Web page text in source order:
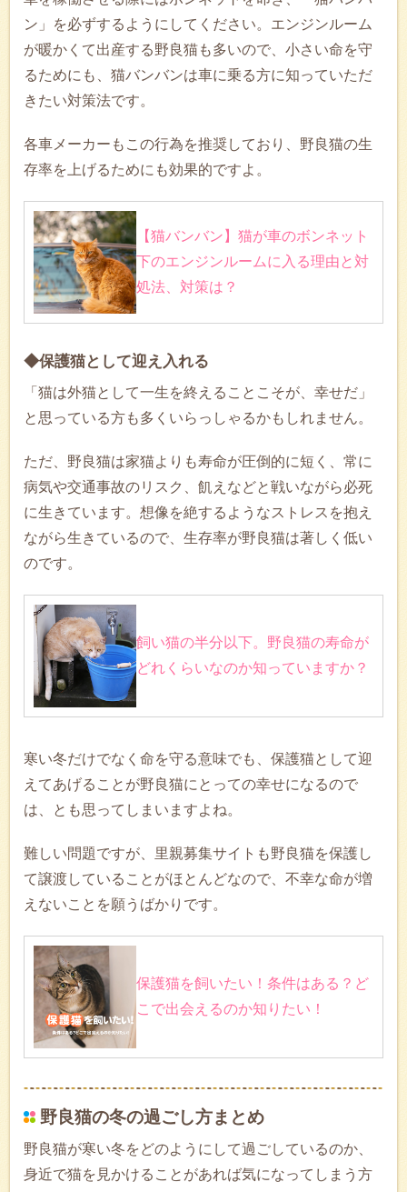
ン」を必ずするようにしてください。エンジンルーム
が暖かくて出産する野良猫も多いので、小さい命を守
るためにも、猫バンバンは車に乗る方に知っていただ
きたい対策法です。
各車メーカーもこの行為を推奨しており、野良猫の生
存率を上げるためにも効果的ですよ。
【猫バンバン】猫が車のボンネット
下のエンジンルームに入る理由と対
処法、対策は？
◆保護猫として迎え入れる
「猫は外猫として一生を終えることこそが、幸せだ」
と思っている方も多くいらっしゃるかもしれません。
ただ、野良猫は家猫よりも寿命が圧倒的に短く、常に
病気や交通事故のリスク、飢えなどと戦いながら必死
に生きています。想像を絶するようなストレスを抱え
ながら生きているので、生存率が野良猫は著しく低い
のです。
飼い猫の半分以下。野良猫の寿命が
どれくらいなのか知っていますか？
寒い冬だけでなく命を守る意味でも、保護猫として迎
えてあげることが野良猫にとっての幸せになるので
は、とも思ってしまいますよね。
難しい問題ですが、里親募集サイトも野良猫を保護し
て譲渡していることがほとんどなので、不幸な命が増
えないことを願うばかりです。
保護猫を飼いたい！条件はある？ど
こで出会えるのか知りたい！
野良猫の冬の過ごし方まとめ
野良猫が寒い冬をどのようにして過ごしているのか、
身近で猫を見かけることがあれば気になってしまう方